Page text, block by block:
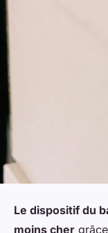
Le dispositif du
moins cher